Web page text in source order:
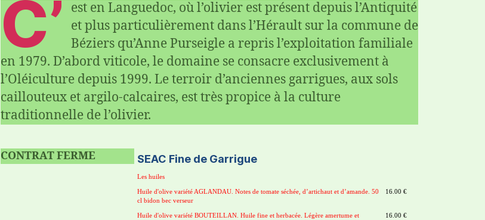
C’ est en Languedoc, où l’olivier est présent depuis l’Antiquité
et plus particulièrement dans l’Hérault sur la commune de
Béziers qu’Anne Purseigle a repris l’exploitation familiale
en 1979. D’abord viticole, le domaine se consacre exclusivement à
l’Oléiculture depuis 1999. Le terroir d’anciennes garrigues, aux sols
caillouteux et argilo-calcaires, est très propice à la culture
traditionnelle de l’olivier.
CONTRATFERME SEAC Fine de Garrigue
Les huiles
Huile d'olive variété AGLANDAU. Notes de tomate séchée, d’artichaut et d’amande. 50
cl bidon bec verseur
16.00 €
Huile d'olive variété BOUTEILLAN. Huile fine et herbacée. Légère amertume et
16.00 €